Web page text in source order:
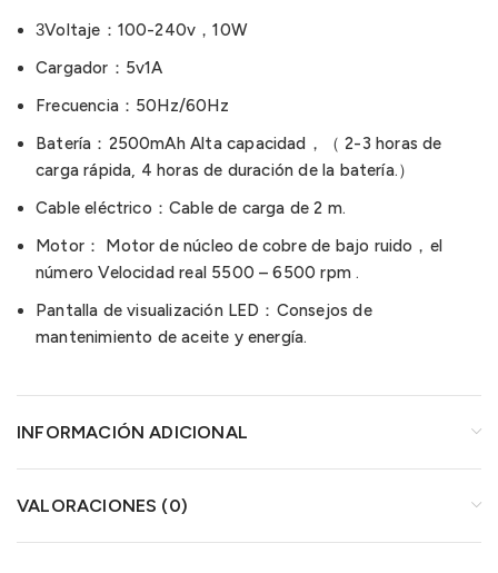
3Voltaje：100-240v，10W
Cargador：5v1A
Frecuencia：50Hz/60Hz
Batería：2500mAh Alta capacidad，（ 2-3 horas de
carga rápida, 4 horas de duración de la batería.）
Cable eléctrico：Cable de carga de 2 m.
Motor： Motor de núcleo de cobre de bajo ruido，el
número Velocidad real 5500 – 6500 rpm .
Pantalla de visualización LED：Consejos de
mantenimiento de aceite y energía.
INFORMACIÓN ADICIONAL
VALORACIONES (0)